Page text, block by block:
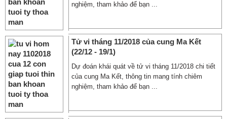
nghiệm, tham khảo để bạn ...
Tử vi tháng 11/2018 của cung Ma Kết
(22/12 - 19/1)
Dự đoán khái quát về tử vi tháng 11/2018 chi tiết
của cung Ma Kết, thông tin mang tính chiêm
nghiệm, tham khảo để bạn ...